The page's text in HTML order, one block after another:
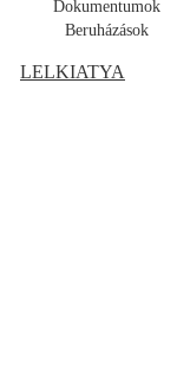
Dokumentumok
Beruházások
LELKIATYA